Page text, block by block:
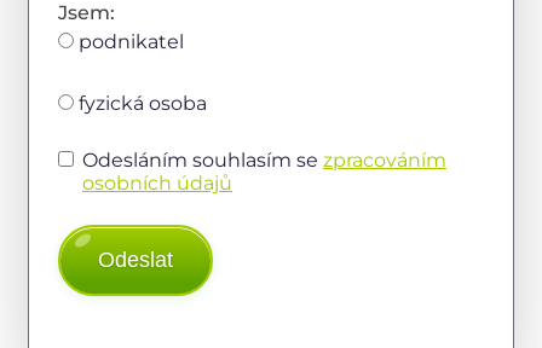
Jsem:
podnikatel
fyzická osoba
Odesláním souhlasím se zpracováním
osobních údajů
Odeslat